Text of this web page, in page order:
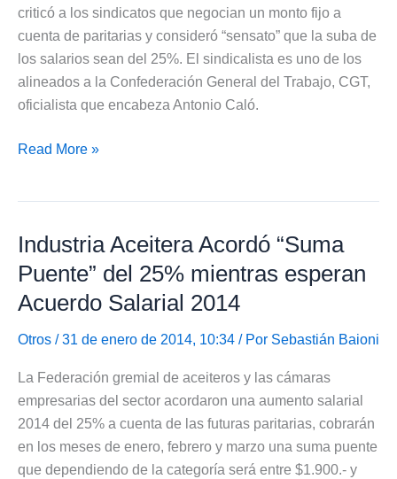
30%
criticó a los sindicatos que negocian un monto fijo a
cuenta de paritarias y consideró “sensato” que la suba de
los salarios sean del 25%. El sindicalista es uno de los
alineados a la Confederación General del Trabajo, CGT,
oficialista que encabeza Antonio Caló.
Trabajadores
sumas
Fijas
Reclaman
Acuerdo
Salarial
25%
Read More »
Industria Aceitera Acordó “Suma
Puente” del 25% mientras esperan
Acuerdo Salarial 2014
Otros / 31 de enero de 2014, 10:34 / Por Sebastián Baioni
La Federación gremial de aceiteros y las cámaras
empresarias del sector acordaron una aumento salarial
2014 del 25% a cuenta de las futuras paritarias, cobrarán
en los meses de enero, febrero y marzo una suma puente
que dependiendo de la categoría será entre $1.900.- y